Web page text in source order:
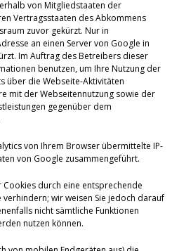
von Mitgliedstaaten der
Vertragsstaaten des Abkommens
zuvor gekürzt. Nur in
an einen Server von Google in
Im Auftrag des Betreibers dieser
benutzen, um Ihre Nutzung der
über die Webseite-Aktivitäten
mit der Webseitennutzung sowie der
gegenüber dem
von Ihrem Browser übermittelte IP-
von Google zusammengeführt.
Cookies durch eine entsprechende
wir weisen Sie jedoch darauf
nicht sämtliche Funktionen
nutzen können.